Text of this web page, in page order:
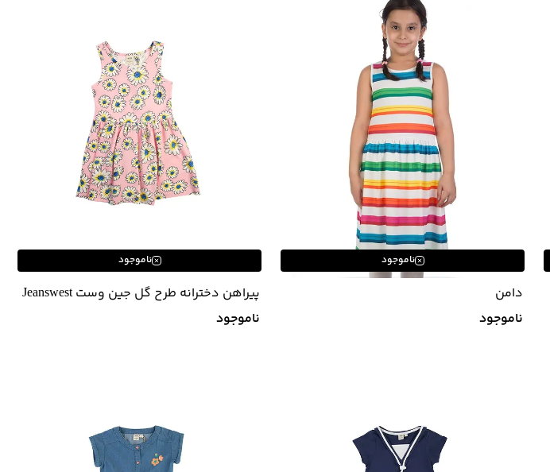
ناموجود
دامن
ناموجود
ناموجود
پیراهن دخترانه طرح گل جین وست Jeanswest
ناموجود